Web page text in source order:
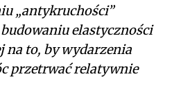
„antykruchości”
elastyczności
na to, by wydarzenia
przetrwać relatywnie